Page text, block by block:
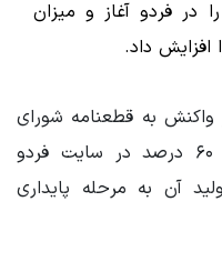
اورانیوم ۶۰ درصد را در فردو آغاز و میزان
واکنش به قطعنامه شورای
حکام به تولید اورانیوم تا غنای ۶۰ درصد در سایت فردو
آن به مرحله پایداری